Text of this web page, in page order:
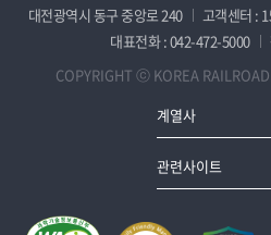
대전광역시 동구 중앙로 240
고객센터 :
대표전화 : 042-472-5000
COPYRIGHT ⓒ KOREA
계열사
관련사이트